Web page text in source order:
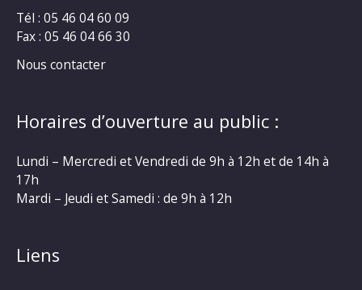
Tél : 05 46 04 60 09
Fax : 05 46 04 66 30
Nous contacter
Horaires d’ouverture au public :
Lundi – Mercredi et Vendredi de 9h à 12h et de 14h à
17h
Mardi – Jeudi et Samedi : de 9h à 12h
Liens